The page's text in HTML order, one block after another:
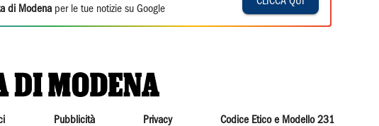
di Modena per le tue notizie su Google
Pubblicità Privacy Codice Etico e Modello 231